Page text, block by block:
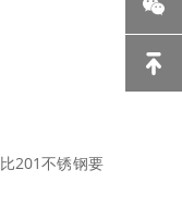
201不锈钢要